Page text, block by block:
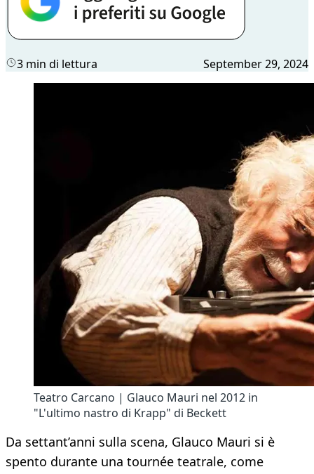
3 min di lettura September 29, 2024
Teatro Carcano | Glauco Mauri nel 2012 in
"L'ultimo nastro di Krapp" di Beckett
Da settant’anni sulla scena, Glauco Mauri si è
spento durante una tournée teatrale, come